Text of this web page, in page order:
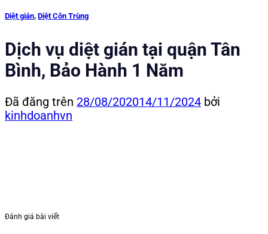
Diệt gián, Diệt Côn Trùng
Dịch vụ diệt gián tại quận Tân
Bình, Bảo Hành 1 Năm
Đã đăng trên 28/08/202014/11/2024 bởi
kinhdoanhvn
Đánh giá bài viết